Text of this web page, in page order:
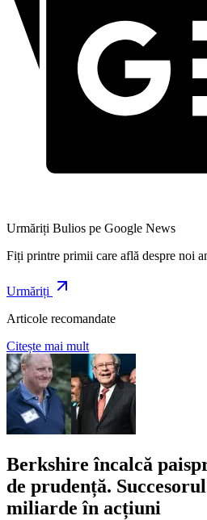
Urmăriți Bulios pe Google News
Fiți printre primii care află despre noi
Urmăriți
Articole recomandate
Citește mai mult
Berkshire încalcă
de prudență.
miliarde în acțiuni